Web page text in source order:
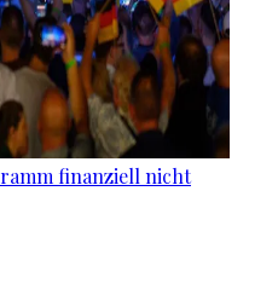
finanziell nicht